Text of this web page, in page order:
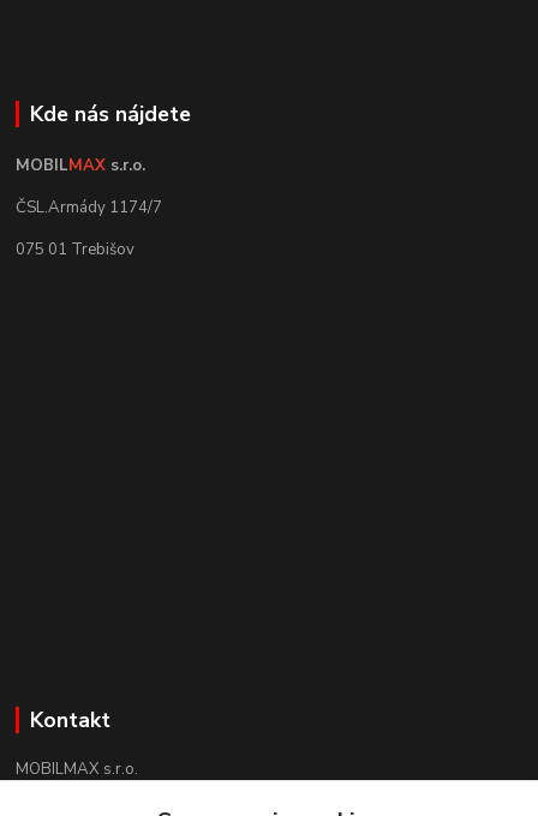
Kde nás nájdete
MOBILMAX s.r.o.
ČSL.Armády 1174/7
075 01 Trebišov
Kontakt
MOBILMAX s.r.o.